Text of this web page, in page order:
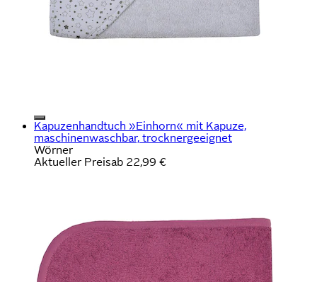
Kapuzenhandtuch »Einhorn« mit Kapuze,
maschinenwaschbar, trocknergeeignet
Wörner
Aktueller Preisab 22,99 €